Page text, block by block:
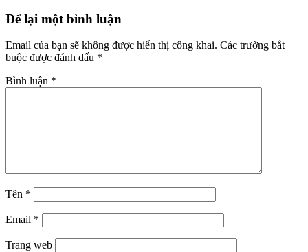
Để lại một bình luận
Email của bạn sẽ không được hiển thị công khai. Các trường bắt
buộc được đánh dấu *
Bình luận *
Tên *
Email *
Trang web